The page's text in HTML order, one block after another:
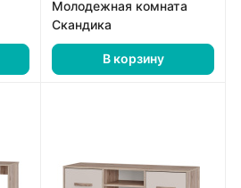
Молодежная комната
Скандика
В корзину